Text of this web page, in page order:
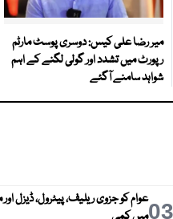
میر رضا علی کیس: دوسری پوسٹ مارٹم
رپورٹ میں تشدد اور گولی لگنے کے اہم
شواہد سامنے آگئے
03عوام کو جزوی ریلیف، پیٹرول، ڈیزل